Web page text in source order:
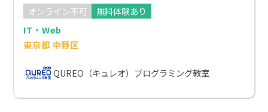
オンライン不可
無料体験あり
IT・Web
東京都 中野区
QUREO（キュレオ）プログラミング教室